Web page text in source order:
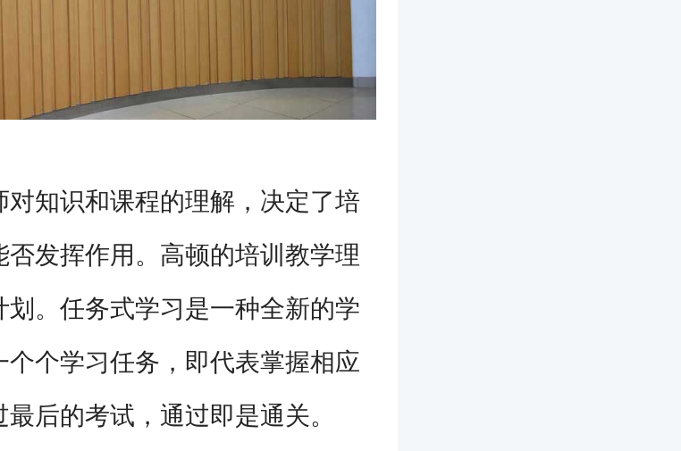
知识和课程的理解，决定了培
发挥作用。高顿的培训教学理
。任务式学习是一种全新的学
个学习任务，即代表掌握相应
后的考试，通过即是通关。